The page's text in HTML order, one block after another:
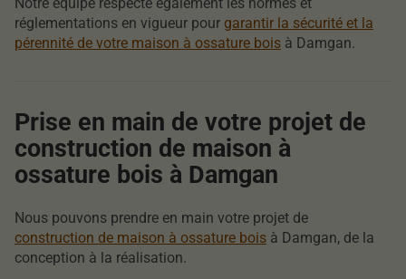
réglementations en vigueur pour garantir la sécurité et la
pérennité de votre maison à ossature bois à Damgan.
Prise en main de votre projet de
construction de maison à
ossature bois à Damgan
Nous pouvons prendre en main votre projet de
construction de maison à ossature bois à Damgan, de la
conception à la réalisation.